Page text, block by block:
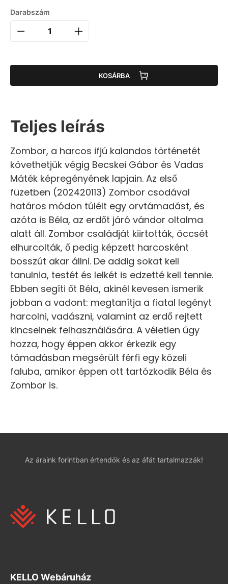
Darabszám
KOSÁRBA
Teljes leírás
Zombor, a harcos ifjú kalandos történetét
követhetjük végig Becskei Gábor és Vadas
Máték képregényének lapjain. Az első
füzetben (202420113) Zombor csodával
határos módon túlélt egy orvtámadást, és
azóta is Béla, az erdőt járó vándor oltalma
alatt áll. Zombor családját kiirtották, öccsét
elhurcolták, ő pedig képzett harcosként
bosszút akar állni. De addig sokat kell
tanulnia, testét és lelkét is edzetté kell tennie.
Ebben segíti őt Béla, akinél kevesen ismerik
jobban a vadont: megtanítja a fiatal legényt
harcolni, vadászni, valamint az erdő rejtett
kincseinek felhasználására. A véletlen úgy
hozza, hogy éppen akkor érkezik egy
támadásban megsérült férfi egy közeli
faluba, amikor éppen ott tartózkodik Béla és
Zombor is.
Az áraink forintban értendők és az áfát tartalmazzák!
KELLO Webáruház